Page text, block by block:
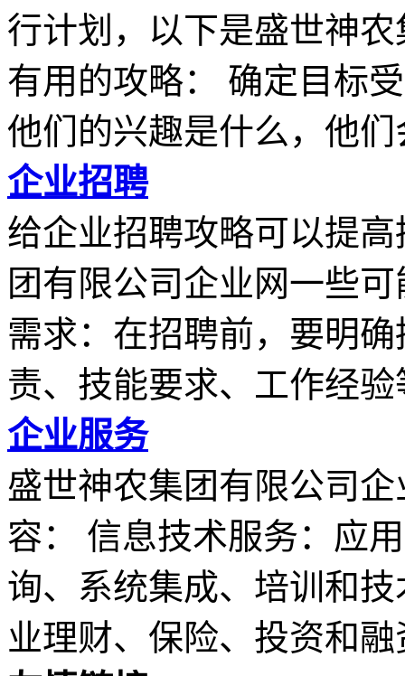
行计划，以下是盛世神
有用的攻略： 确定目标
他们的兴趣是什么，他们
企业招聘
给企业招聘攻略可以提
团有限公司企业网一些
需求：在招聘前，要明
责、技能要求、工作经验
企业服务
盛世神农集团有限公司
容： 信息技术服务：应
询、系统集成、培训和
业理财、保险、投资和融